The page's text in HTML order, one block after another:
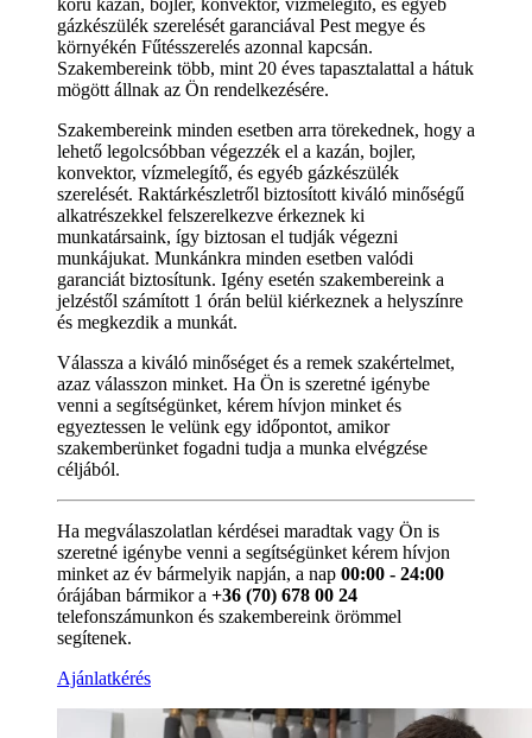
gázkészülék szerelését garanciával Pest megye és
környékén Fűtésszerelés azonnal kapcsán.
Szakembereink több, mint 20 éves tapasztalattal a hátuk
mögött állnak az Ön rendelkezésére.
Szakembereink minden esetben arra törekednek, hogy a
lehető legolcsóbban végezzék el a kazán, bojler,
konvektor, vízmelegítő, és egyéb gázkészülék
szerelését. Raktárkészletről biztosított kiváló minőségű
alkatrészekkel felszerelkezve érkeznek ki
munkatársaink, így biztosan el tudják végezni
munkájukat. Munkánkra minden esetben valódi
garanciát biztosítunk. Igény esetén szakembereink a
jelzéstől számított 1 órán belül kiérkeznek a helyszínre
és megkezdik a munkát.
Válassza a kiváló minőséget és a remek szakértelmet,
azaz válasszon minket. Ha Ön is szeretné igénybe
venni a segítségünket, kérem hívjon minket és
egyeztessen le velünk egy időpontot, amikor
szakemberünket fogadni tudja a munka elvégzése
céljából.
Ha megválaszolatlan kérdései maradtak vagy Ön is
szeretné igénybe venni a segítségünket kérem hívjon
minket az év bármelyik napján, a nap 00:00 - 24:00
órájában bármikor a +36 (70) 678 00 24
telefonszámunkon és szakembereink örömmel
segítenek.
Ajánlatkérés